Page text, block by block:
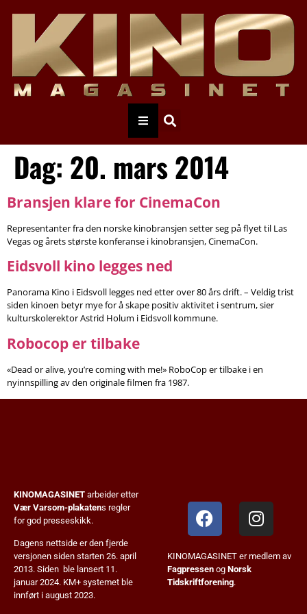
Dag: 20. mars 2014
Bransjen klare for CinemaCon
Representanter fra den norske kinobransjen setter seg på flyet til Las
Vegas og årets største konferanse i kinobransjen, CinemaCon.
Eidsvoll kino legges ned
Panorama Kino i Eidsvoll legges ned etter over 80 års drift. – Veldig trist
siden kinoen betyr mye for å skape positiv aktivitet i sentrum, sier
kulturskolerektor Astrid Holum i Eidsvoll kommune.
Robocop er tilbake
«Dead or alive, you’re coming with me!» RoboCop er tilbake i en
nyinnspilling av den originale filmen fra 1987.
KINOMAGASINET arbeider etter
Vær Varsom-plakatens regler
for god presseskikk.
Dagens nettside er den fjerde
versjonen siden starten 26. april
2013. Siden ble lansert 11.
januar 2024. KM+ systemet ble
innført i august 2023.
KINOMAGASINET er medlem av
Fagpressen og Norsk
Tidskriftforening.